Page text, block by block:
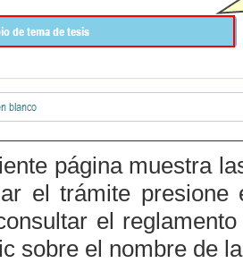
página muestra
el trámite
el
sobre el nombre de